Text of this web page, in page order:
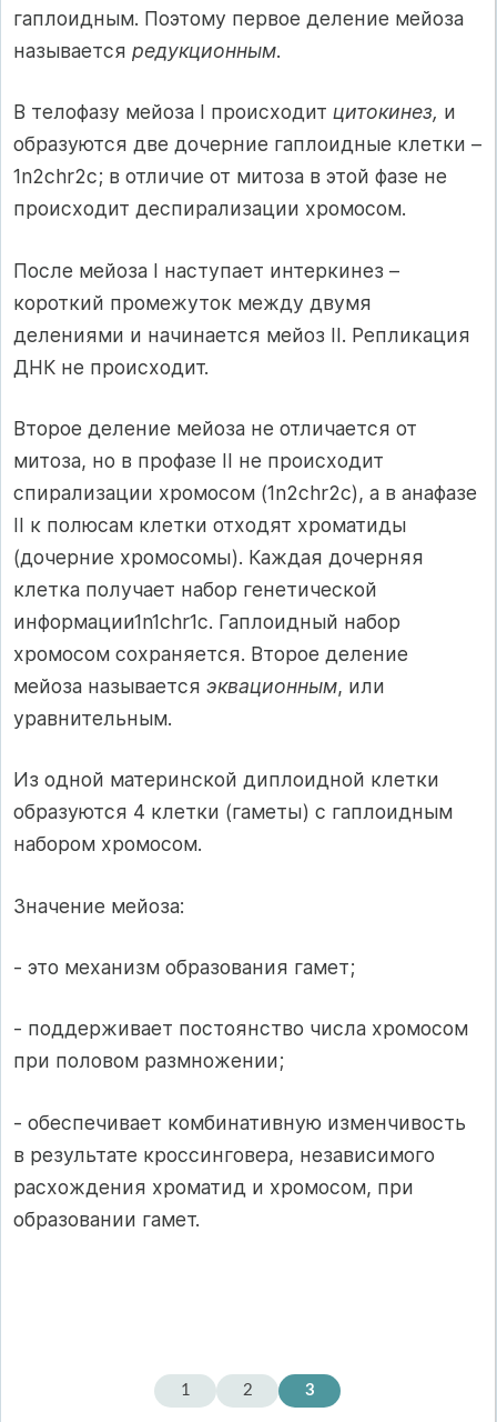
гаплоидным. Поэтому первое деление мейоза
называется редукционным.
В телофазу мейоза I происходит цитокинез, и
образуются две дочерние гаплоидные клетки –
1n2chr2c; в отличие от митоза в этой фазе не
происходит деспирализации хромосом.
После мейоза I наступает интеркинез –
короткий промежуток между двумя
делениями и начинается мейоз II. Репликация
ДНК не происходит.
Второе деление мейоза не отличается от
митоза, но в профазе II не происходит
спирализации хромосом (1n2chr2c), а в анафазе
II к полюсам клетки отходят хроматиды
(дочерние хромосомы). Каждая дочерняя
клетка получает набор генетической
информации1n1chr1с. Гаплоидный набор
хромосом сохраняется. Второе деление
мейоза называется эквационным, или
уравнительным.
Из одной материнской диплоидной клетки
образуются 4 клетки (гаметы) с гаплоидным
набором хромосом.
Значение мейоза:
- это механизм образования гамет;
- поддерживает постоянство числа хромосом
при половом размножении;
- обеспечивает комбинативную изменчивость
в результате кроссинговера, независимого
расхождения хроматид и хромосом, при
образовании гамет.
1 2 3